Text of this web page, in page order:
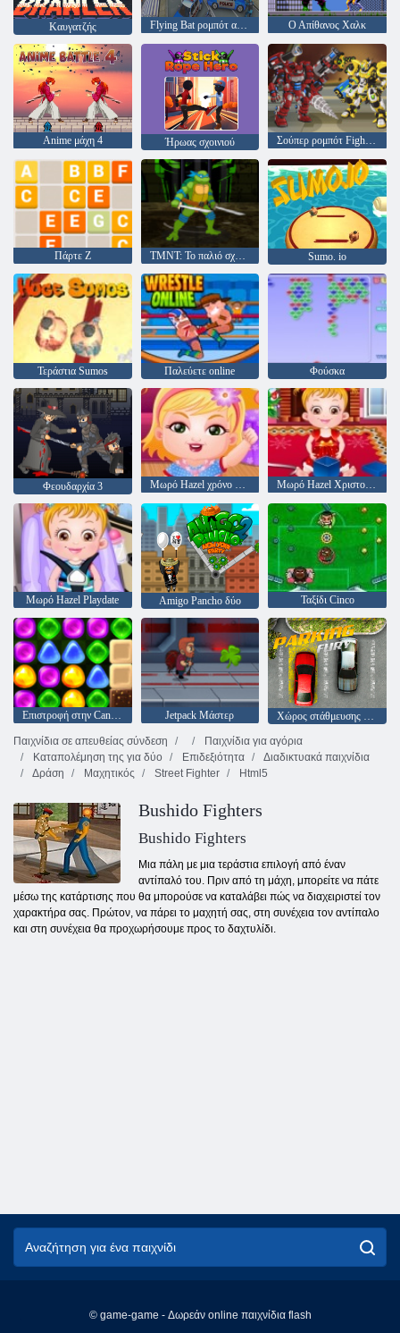
Καυγατζής Flying Bat ρομπότ αυτοκίνητο μετασχηματισμό του παιχνιδιού Ο Απίθανος Χαλκ
Anime μάχη 4 Ήρωας σχοινιού Σούπερ ρομπότ Fighter 2
Πάρτε Z TMNT: Το παλιό σχολείο του Kickin 'It Sumo. io
Τεράστια Sumos Παλεύετε online Φούσκα
Φεουδαρχία 3 Μωρό Hazel χρόνο αταξίες Μωρό Hazel Χριστούγεννα ώρα
Μωρό Hazel Playdate Amigo Pancho δύο Ταξίδι Cinco
Επιστροφή στην Candyland 4: Lollipop Κήπος Jetpack Μάστερ
Χώρος στάθμευσης μανία
Παιχνίδια σε απευθείας σύνδεση
Παιχνίδια για αγόρια
Καταπολέμηση της για δύο
Επιδεξιότητα
Διαδικτυακά παιχνίδια
Δράση
Μαχητικός Street Fighter Html5
Bushido Fighters
Bushido Fighters
Μια πάλη με μια τεράστια επιλογή από έναν
αντίπαλό του. Πριν από τη μάχη, μπορείτε να πάτε
μέσω της κατάρτισης που θα μπορούσε να καταλάβει πώς να διαχειριστεί τον
χαρακτήρα σας. Πρώτον, να πάρει το μαχητή σας, στη συνέχεια τον αντίπαλο
και στη συνέχεια θα προχωρήσουμε προς το δαχτυλίδι.
© game-game - Δωρεάν online παιχνίδια flash